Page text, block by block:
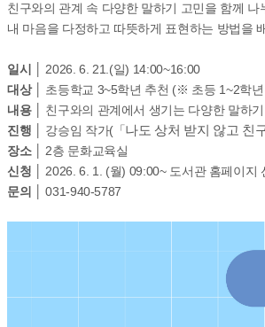
친구와의 관계 속 다양한 말하기 고민을 함께 나
내 마음을 다정하고 따뜻하게 표현하는 방법을
일시 │
2026. 6. 21.(일) 14:00~16:00
대상 │
초등학교 3~5학년 추천 (※ 초등 1~2학
내용 │
친구와의 관계에서 생기는 다양한 말하
진행 │
강승임 작가(「 나도 상처 받지 않고 친
장소 │ 2층 문화교육실
신청 │
2026. 6. 1. (월) 09:00~ 도서관 홈페이지
문의 │
031-940-5787